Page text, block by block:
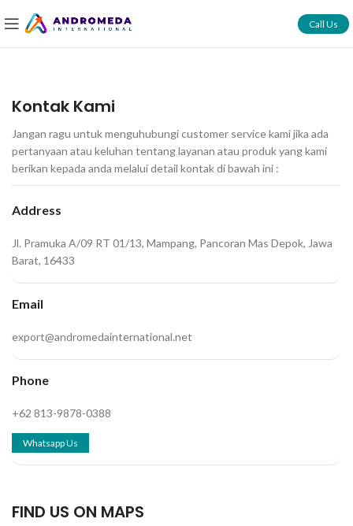
Call Us
Kontak Kami
Jangan ragu untuk menguhubungi customer service kami jika ada
pertanyaan atau keluhan tentang layanan atau produk yang kami
berikan kepada anda melalui detail kontak di bawah ini :
Address
Jl. Pramuka A/09 RT 01/13, Mampang, Pancoran Mas Depok, Jawa
Barat, 16433
Email
export@andromedainternational.net
Phone
+62 813-9878-0388
Whatsapp Us
FIND US ON MAPS